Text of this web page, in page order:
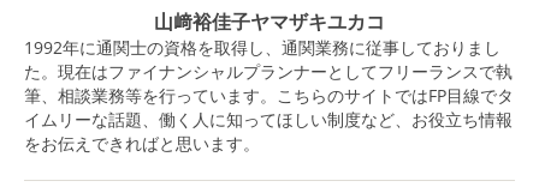
山﨑裕佳子ヤマザキユカコ
1992年に通関士の資格を取得し、通関業務に従事しておりまし
た。現在はファイナンシャルプランナーとしてフリーランスで執
筆、相談業務等を行っています。こちらのサイトではFP目線でタ
イムリーな話題、働く人に知ってほしい制度など、お役立ち情報
をお伝えできればと思います。